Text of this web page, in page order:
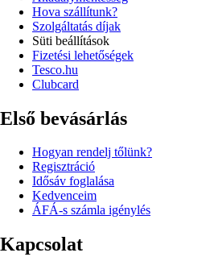
Hova szállítunk?
Szolgáltatás díjak
Süti beállítások
Fizetési lehetőségek
Tesco.hu
Clubcard
Első bevásárlás
Hogyan rendelj tőlünk?
Regisztráció
Idősáv foglalása
Kedvenceim
ÁFÁ-s számla igénylés
Kapcsolat